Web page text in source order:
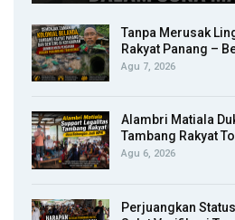
Tanpa Merusak
Rakyat Panang –
Agu 7, 2026
Alambri Matiala
Tambang Rakyat
Agu 6, 2026
Perjuangkan